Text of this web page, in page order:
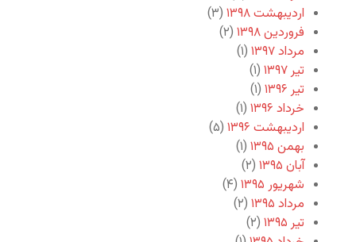
اردیبهشت ۱۳۹۸
(۳)
فروردین ۱۳۹۸
(۲)
مرداد ۱۳۹۷
(۱)
تیر ۱۳۹۷
(۱)
تیر ۱۳۹۶
(۱)
خرداد ۱۳۹۶
(۱)
اردیبهشت ۱۳۹۶
(۵)
بهمن ۱۳۹۵
(۱)
آبان ۱۳۹۵
(۲)
شهریور ۱۳۹۵
(۴)
مرداد ۱۳۹۵
(۲)
تیر ۱۳۹۵
(۲)